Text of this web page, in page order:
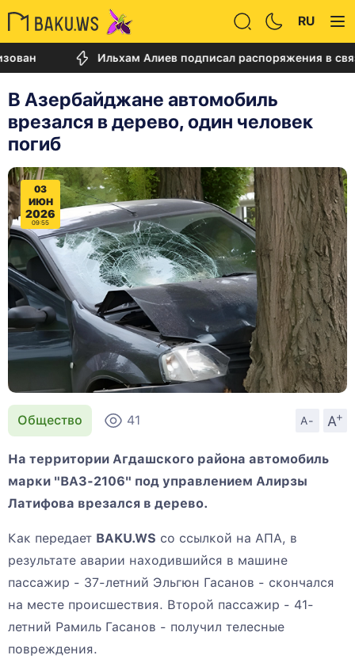
RU
Ильхам Алиев подписал распоряжения в связи с
В Азербайджане автомобиль
врезался в дерево, один человек
погиб
03
ИЮН
2026
09:55
Общество 41 A- A
+
На территории Агдашского района автомобиль
марки "ВАЗ-2106" под управлением Алирзы
Латифова врезался в дерево.
Как передает BAKU.WS со ссылкой на АПА, в
результате аварии находившийся в машине
пассажир - 37-летний Эльгюн Гасанов - скончался
на месте происшествия. Второй пассажир - 41-
летний Рамиль Гасанов - получил телесные
повреждения.